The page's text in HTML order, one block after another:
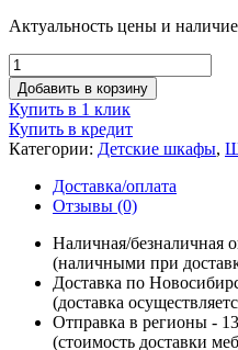
Актуальность цены и
Добавить в корзину
Купить в 1 клик
Купить в кредит
Категории: Детские шкафы,
Доставка/оплата
Отзывы (0)
Наличная/безналичная
(наличными при
Доставка по
(доставка
Отправка в регионы -
(стоимость доставки